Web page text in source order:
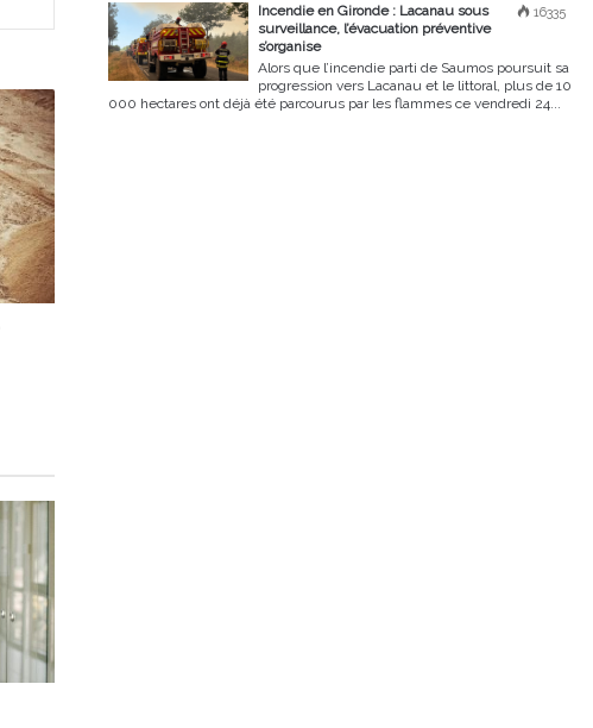
16335
Incendie en Gironde : Lacanau sous
surveillance, l’évacuation préventive
s’organise
Alors que l’incendie parti de Saumos poursuit sa
progression vers Lacanau et le littoral, plus de 10
000 hectares ont déjà été parcourus par les flammes ce vendredi 24...